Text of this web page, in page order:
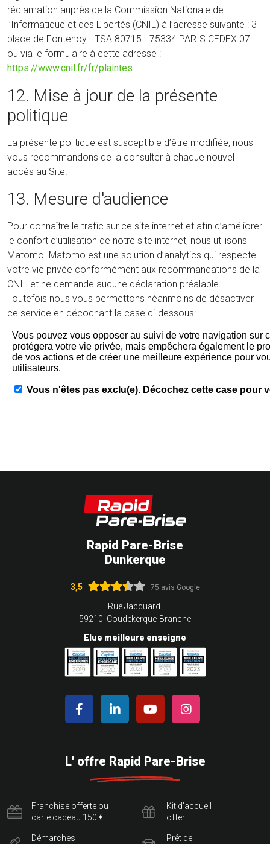
réclamation auprès de la Commission Nationale de
l’Informatique et des Libertés (CNIL) à l’adresse suivante : 3
place de Fontenoy - TSA 80715 - 75334 PARIS CEDEX 07
ou via le formulaire à cette adresse :
https://www.cnil.fr/fr/plaintes
12. Mise à jour de la présente
politique
La présente politique est susceptible d’être modifiée, nous
vous recommandons de la consulter à chaque nouvel
accès au Site.
13. Mesure d'audience
Pour connaître le trafic sur ce site internet et afin d’améliorer
le confort d’utilisation de notre site internet, nous utilisons
Matomo. Matomo est une solution d’analytics qui respecte
votre vie privée conformément aux recommandations de la
CNIL et ne demande aucune déclaration préalable.
Toutefois nous vous permettons néanmoins de désactiver
ce service en décochant la case ci-dessous:
Rapid Pare-Brise
Dunkerque
3,5 75 avis Google
Rue Jacquard
59210 Coudekerque-Branche
Elue meilleure enseigne
L' offre Rapid Pare-Brise
Franchise offerte ou
carte cadeau 150 €
Démarches
Kit d'accueil
offert
Prêt de